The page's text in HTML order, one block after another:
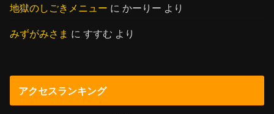
地獄のしごきメニュー にかーりー より
みずがみさま にすすむ より
アクセスランキング